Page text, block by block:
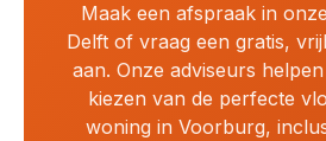
Maak een afspraak in
Delft of vraag een gratis,
aan. Onze adviseurs
kiezen van de perfecte
woning in Voorburg,